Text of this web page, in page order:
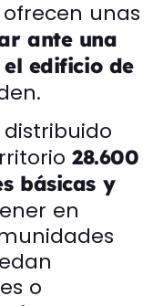
unas
ante una
edificio de
28.600
básicas y
en
o